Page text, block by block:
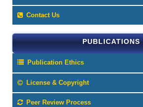
Contact Us
PUBLICATIONS
Publication Ethics
License & Copyright
Peer Review Process